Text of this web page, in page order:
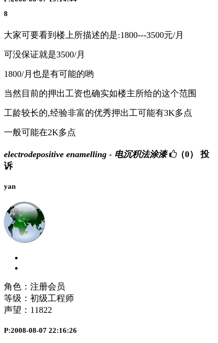
8
大家可要看到楼上所描述的是:1800---3500元/月
可没保证就是3500/月
1800/月也是有可能的哟
当然目前的押出工资也确实如楼主所给的这个范围
工龄较长的,经验非富的优秀押出工可能有3K多点
一般可能在2K多点
electrodepositive enamelling - 电沉积法涂漆 （0）
投
诉
yan
角色：注册会员
等级：初级工程师
声望： 11822
P:2008-08-07 22:16:26